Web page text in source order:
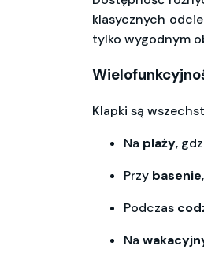
klasycznych
tylko wygodnym
Klapki są
Na plaży,
Przy basenie
Podczas
Na